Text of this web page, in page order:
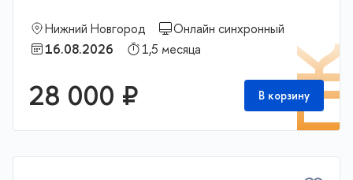
Нижний Новгород
Онлайн синхронный
16.08.2026
1,5 месяца
28 000 ₽ В корзину